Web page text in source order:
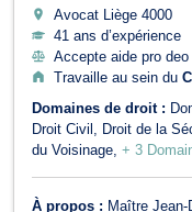
Avocat Liège 4000
41 ans d’expérience
Accepte aide pro deo
Travaille au sein du
Domaines de droit :
Droit Civil
Droit de la
du Voisinage + 3
À propos : Maître